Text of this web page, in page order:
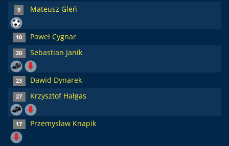
9 Mateusz Gleń
10 Paweł Cygnar
20 Sebastian Janik
23 Dawid Dynarek
27 Krzysztof Hałgas
17 Przemysław Knapik